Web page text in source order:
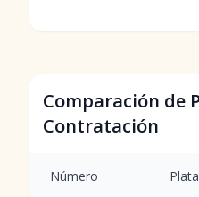
Comparación de
Contratación
Número